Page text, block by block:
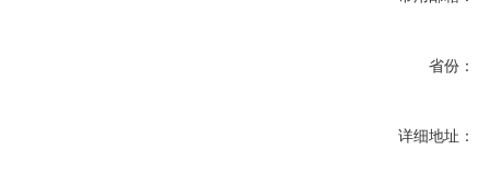
省份：
详细地址：